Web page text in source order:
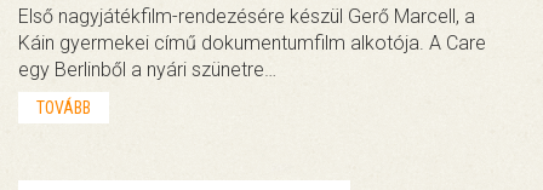
Első nagyjátékfilm-rendezésére készül Gerő Marcell, a
Káin gyermekei című dokumentumfilm alkotója. A Care
egy Berlinből a nyári szünetre…
TOVÁBB